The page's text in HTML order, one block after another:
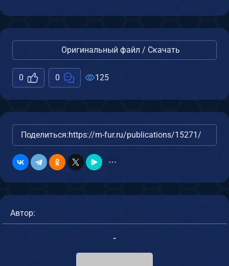
Оригинальный файл / Скачать
0 0 125
Поделиться:https://m-fur.ru/publications/15271/
Автор:
-